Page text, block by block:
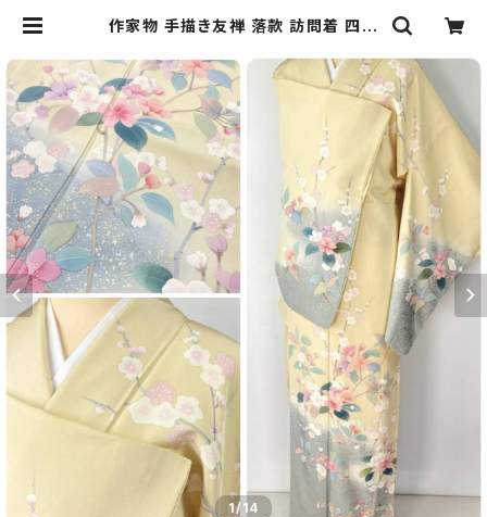
作家物 手描き友禅 落款 訪問着 四季
テル 1277 | kimono Re:和 [onlin
e store] キモノリワ 着物 帯
1/14